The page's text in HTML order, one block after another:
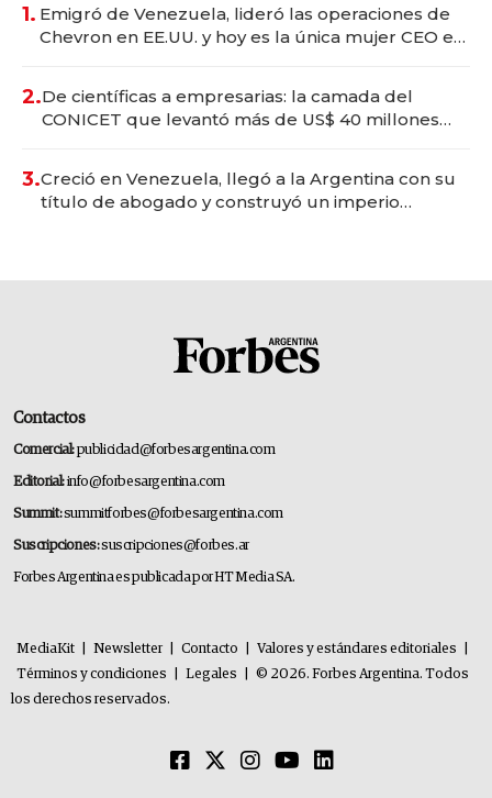
1. Emigró de Venezuela, lideró las operaciones de
Chevron en EE.UU. y hoy es la única mujer CEO en
2.De científicas a empresarias: la camada del
CONICET que levantó más de US$ 40 millones
3.Creció en Venezuela, llegó a la Argentina con su
título de abogado y construyó un imperio
Contactos
Comercial:publicidad@forbesargentina.com
Editorial:info@forbesargentina.com
Summit:summitforbes@forbesargentina.com
Suscripciones:suscripciones@forbes.ar
Forbes Argentina es publicada por HT Media SA.
MediaKit Newsletter Contacto Valores y estándares editoriales
Términos y condiciones
Legales
© 2026. Forbes Argentina. Todos
los derechos reservados.